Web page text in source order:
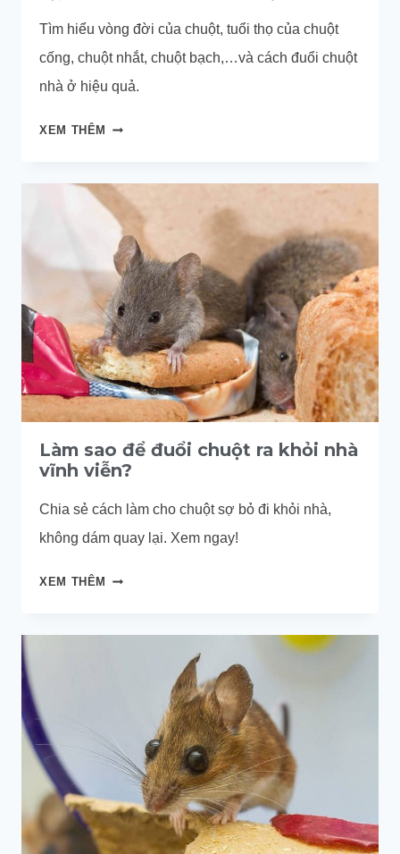
Tìm hiểu vòng đời của chuột, tuổi thọ của chuột
cống, chuột nhắt, chuột bạch,…và cách đuổi chuột
nhà ở hiệu quả.
XEM THÊM
VÒNG
CHUỘT:
TUỔI
THỌ
VÀ
TẬP
TÍNH
CỦA
CÁC
LOÀI
CHUỘT
Làm sao để đuổi chuột ra khỏi nhà
vĩnh viễn?
Chia sẻ cách làm cho chuột sợ bỏ đi khỏi nhà,
không dám quay lại. Xem ngay!
XEM THÊM
LÀM
VĨNH
VIỄN?